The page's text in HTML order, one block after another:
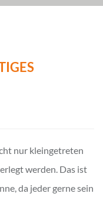
nur kleingetreten
werden. Das ist
da jeder gerne sein